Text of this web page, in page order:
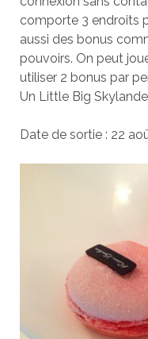
comporte 3 endroits
aussi des bonus
pouvoirs. On peut
utiliser 2 bonus par
Un Little Big
Date de sortie : 22